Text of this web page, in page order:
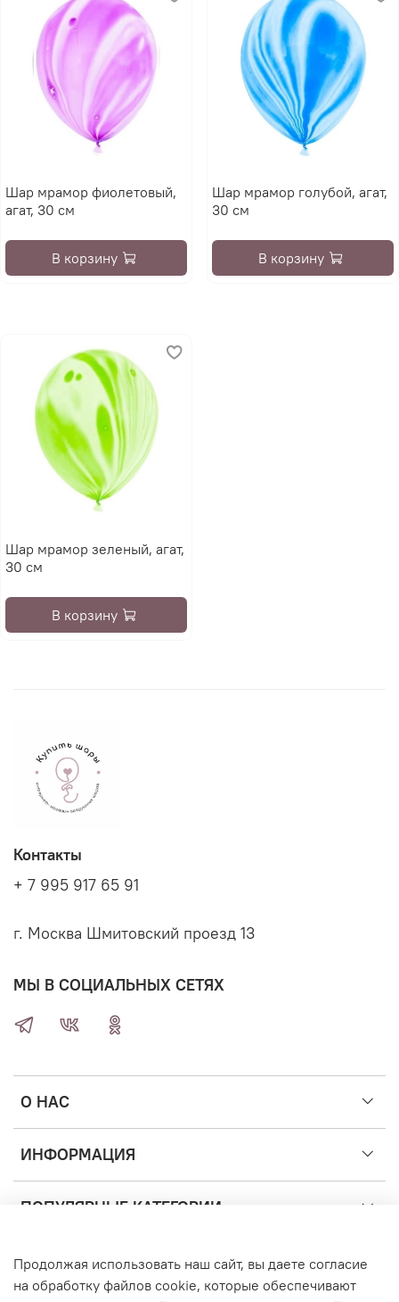
Шар мрамор фиолетовый,
агат, 30 см
В корзину
Шар мрамор голубой, агат,
30 см
В корзину
Шар мрамор зеленый, агат,
30 см
В корзину
О НАС
ИНФОРМАЦИЯ
ПОПУЛЯРНЫЕ КАТЕГОРИИ
Контакты
+ 7 995 917 65 91
г. Москва Шмитовский проезд 13
МЫ В СОЦИАЛЬНЫХ СЕТЯХ
©2014-2026 Купить Шары Москва — доставка воздушных
шаров с гелием
Продолжая использовать наш сайт, вы даете согласие
на обработку файлов cookie, которые обеспечивают